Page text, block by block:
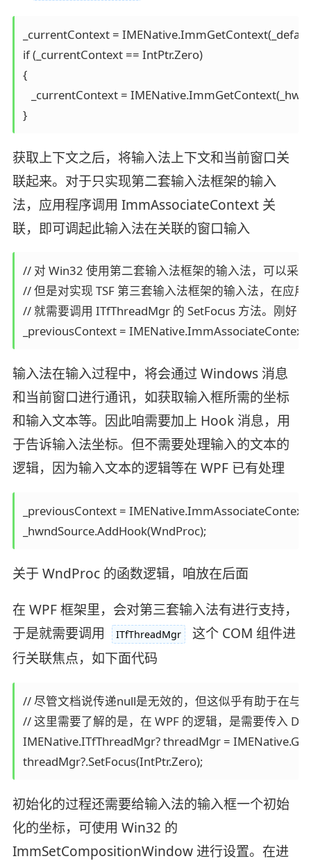
_currentContext =
if (_currentContext == IntPtr.Zero)
{
_currentContext =
}
获取上下文之后，将输入法上下文和当前窗口关
联起来。对于只实现第二套输入法框架的输入
法，应用程序调用 ImmAssociateContext 关
联，即可调起此输入法在关联的窗口输入
// 对 Win32 使用第二套输入法框架的输入法，可以采
// 但是对实现 TSF 第三套输入法框架的输入法，在应
// 就需要调用 ITfThreadMgr 的 SetFocus 方法。刚好
输入法在输入过程中，将会通过 Windows 消息
和当前窗口进行通讯，如获取输入框所需的坐标
和输入文本等。因此咱需要加上 Hook 消息，用
于告诉输入法坐标。但不需要处理输入的文本的
逻辑，因为输入文本的逻辑等在 WPF 已有处理
_previousContext =
_hwndSource.AddHook(WndProc);
关于 WndProc 的函数逻辑，咱放在后面
在 WPF 框架里，会对第三套输入法有进行支持，
于是就需要调用
ITfThreadMgr
这个 COM 组件进
行关联焦点，如下面代码
// 尽管文档说传递null是无效的，但这似乎有助于在与
// 这里需要了解的是，在 WPF 的逻辑，是需要传入
IMENative.ITfThreadMgr? threadMgr =
threadMgr?.SetFocus(IntPtr.Zero);
初始化的过程还需要给输入法的输入框一个初始
化的坐标，可使用 Win32 的
ImmSetCompositionWindow 进行设置。在进